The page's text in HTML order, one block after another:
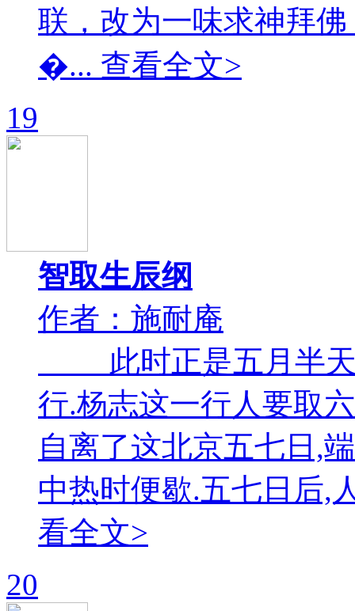
联，改为一味求神拜
�... 查看全文>
19
智取生辰纲
作者：施耐庵
此时正是五月半天
行.杨志这一行人要取
自离了这北京五七日,
中热时便歇.五七日后,
看全文>
20